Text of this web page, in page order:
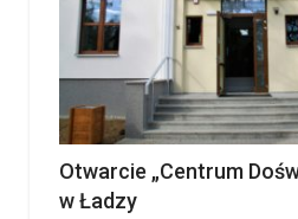
Otwarcie „Centrum
w Ładzy